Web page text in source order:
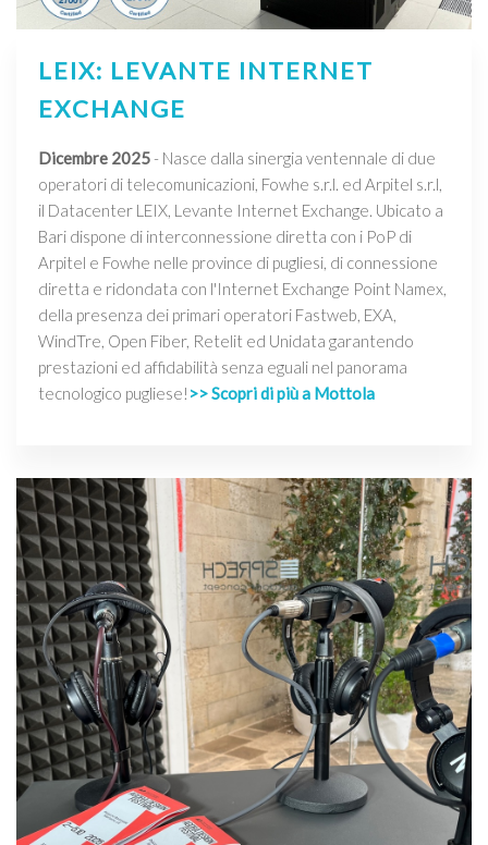
LEIX: LEVANTE INTERNET
EXCHANGE
Dicembre 2025- Nasce dalla sinergia ventennale di due
operatori di telecomunicazioni, Fowhe s.r.l. ed Arpitel s.r.l,
il Datacenter LEIX, Levante Internet Exchange. Ubicato a
Bari dispone di interconnessione diretta con i PoP di
Arpitel e Fowhe nelle province di pugliesi, di connessione
diretta e ridondata con l'Internet Exchange Point Namex,
della presenza dei primari operatori Fastweb, EXA,
WindTre, Open Fiber, Retelit ed Unidata garantendo
prestazioni ed affidabilità senza eguali nel panorama
tecnologico pugliese! >> Scopri di più a Mottola